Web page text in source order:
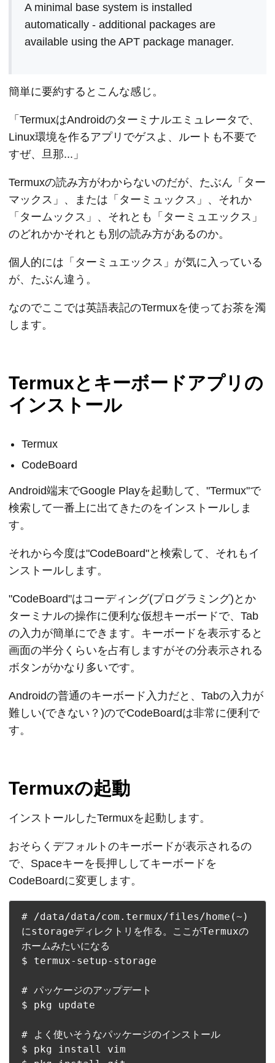
A minimal base system is installed
automatically - additional packages are
available using the APT package manager.
簡単に要約するとこんな感じ。
「TermuxはAndroidのターミナルエミュレータで、
Linux環境を作るアプリでゲスよ、ルートも不要で
すぜ、旦那...」
Termuxの読み方がわからないのだが、たぶん「ター
マックス」、または「ターミュックス」、それか
「タームックス」、それとも「ターミュエックス」
のどれかかそれとも別の読み方があるのか。
個人的には「ターミュエックス」が気に入っている
が、たぶん違う。
なのでここでは英語表記のTermuxを使ってお茶を濁
します。
Termuxとキーボードアプリの
インストール
Termux
CodeBoard
Android端末でGoogle Playを起動して、"Termux"で
検索して一番上に出てきたのをインストールしま
す。
それから今度は"CodeBoard"と検索して、それもイ
ンストールします。
"CodeBoard"はコーディング(プログラミング)とか
ターミナルの操作に便利な仮想キーボードで、Tab
の入力が簡単にできます。キーボードを表示すると
画面の半分くらいを占有しますがその分表示される
ボタンがかなり多いです。
Androidの普通のキーボード入力だと、Tabの入力が
難しい(できない？)のでCodeBoardは非常に便利で
す。
Termuxの起動
インストールしたTermuxを起動します。
おそらくデフォルトのキーボードが表示されるの
で、Spaceキーを長押ししてキーボードを
CodeBoardに変更します。
# /data/data/com.termux/files/home(~)
にstorageディレクトリを作る。ここがTermuxの
ホームみたいになる
$ termux-setup-storage
# パッケージのアップデート
$ pkg update
# よく使いそうなパッケージのインストール
$ pkg install vim